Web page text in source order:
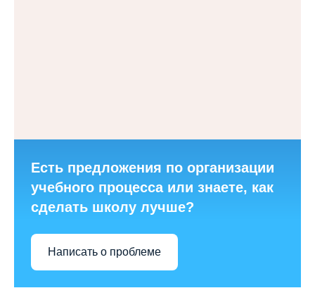
Есть предложения по организации
учебного процесса или знаете, как
сделать школу лучше?
Написать о проблеме